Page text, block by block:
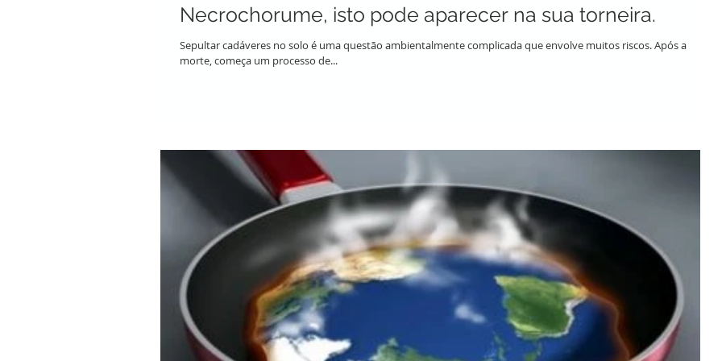
Necrochorume, isto pode aparecer na sua torneira.
Sepultar cadáveres no solo é uma questão ambientalmente complicada que envolve muitos riscos. Após a
morte, começa um processo de...